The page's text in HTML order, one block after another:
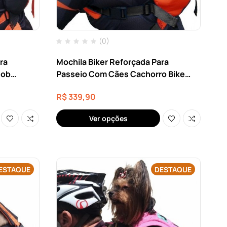
11
(0)
Mochila Biker Reforçada Para
Passeio Com Cães Cachorro Bike
R$339,90
Ver opções
DESTAQUE